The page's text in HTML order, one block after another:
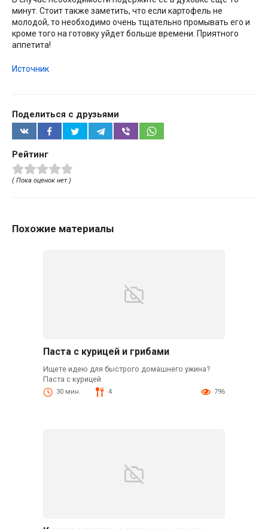
минут. Стоит также заметить, что если картофель не
молодой, то необходимо очень тщательно промывать его и
кроме того на готовку уйдет больше времени. Приятного
аппетита!
Источник
Поделиться с друзьями
Рейтинг
( Пока оценок нет )
Похожие материалы
Паста с курицей и грибами
Ищете идею для быстрого домашнего ужина?
Паста с курицей
30 мин. 4 796